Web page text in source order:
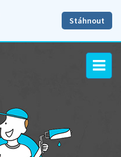
Stáhnout